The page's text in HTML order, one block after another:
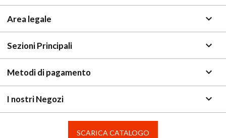
Area legale keyboard_arrow_down
Sezioni Principali keyboard_arrow_down
Metodi di pagamento keyboard_arrow_down
I nostri Negozi keyboard_arrow_down
SCARICA CATALOGO